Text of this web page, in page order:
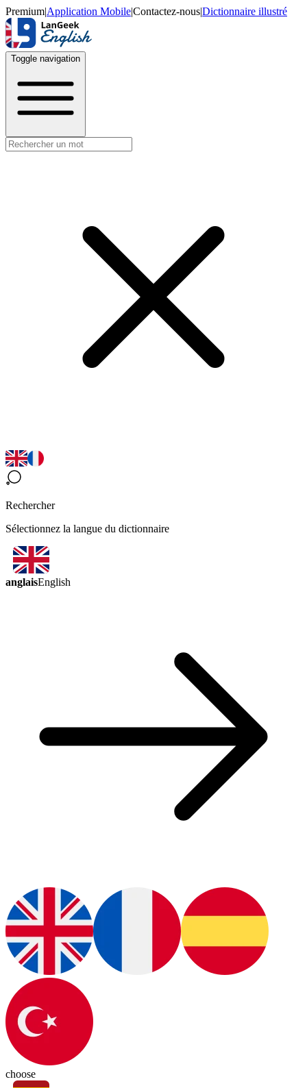
Premium|Application Mobile|Contactez-nous|Dictionnaire illustré
Toggle navigation
Rechercher
Sélectionnez la langue du dictionnaire
anglaisEnglish
choose